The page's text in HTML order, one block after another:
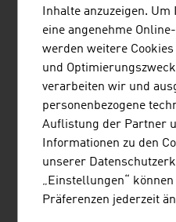
Seit mehr als 35 Jahren
Dokumentationsreihe
Mehrteilern über Tiere und
Einzelfilmen aus den
Wissenschaft und Technik
Österreichische
werden in bis zu 100
österreichischen
Die Wiener Staatsoper hat
Inhalte anzuzeigen.
eine angenehme
werden weitere
und
verarbeiten wir und
personenbezogene
Auflistung der Partner
Informationen zu den
unserer
„Einstellungen“
Präferenzen jederzeit